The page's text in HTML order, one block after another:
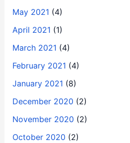
May 2021 (4)
April 2021 (1)
March 2021 (4)
February 2021 (4)
January 2021 (8)
December 2020 (2)
November 2020 (2)
October 2020 (2)